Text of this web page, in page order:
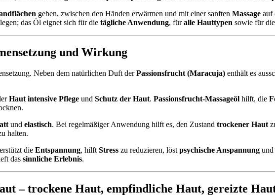
geben, zwischen den Händen erwärmen und mit einer sanften Massage auf
das Öl eignet sich für die tägliche Anwendung, füralle Hauttypen sowie für
und Wirkung
Neben dem natürlichen Duft derPassionsfrucht (Maracuja) enthält es
Haut intensive Pflege und Schutz der Haut. Passionsfrucht-Massageöl hilft, die
und elastisch. Bei regelmäßiger Anwendung hilft es, den Zustand trockener Haut
halten.
die Entspannung, hilft Stress zu reduzieren, löst psychische Anspannung
das sinnliche Erlebnis.
–trockene Haut, empfindliche Haut, gereizte